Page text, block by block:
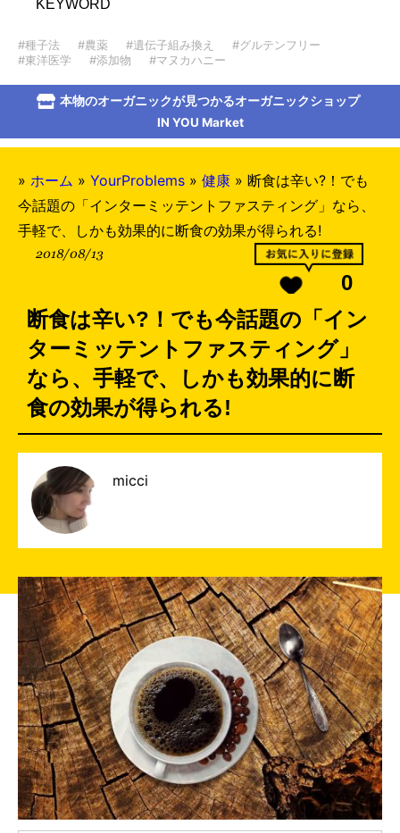
KEYWORD
#種子法 #農薬 #遺伝子組み換え
#グルテンフリー
#東洋医学
#添加物 #マヌカハニー
本物のオーガニックが見つかるオーガニックショップ
IN YOU Market
» ホーム » YourProblems » 健康 » 断食は辛い?！でも
今話題の「インターミッテントファスティング」なら、
手軽で、しかも効果的に断食の効果が得られる!
2018/08/13
0
断食は辛い?！でも今話題の「イン
ターミッテントファスティング」
なら、手軽で、しかも効果的に断
食の効果が得られる!
micci